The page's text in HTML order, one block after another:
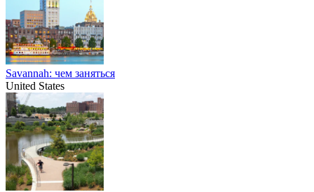
Savannah: чем заняться
United States